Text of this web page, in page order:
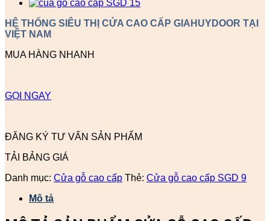
HỆ THỐNG SIÊU THỊ CỬA CAO CẤP GIAHUYDOOR TẠI
VIỆT NAM
MUA HÀNG NHANH
GỌI NGAY
ĐĂNG KÝ TƯ VẤN SẢN PHẨM
TẢI BẢNG GIÁ
Danh mục: Cửa gỗ cao cấp Thẻ: Cửa gỗ cao cấp SGD 9
Mô tả